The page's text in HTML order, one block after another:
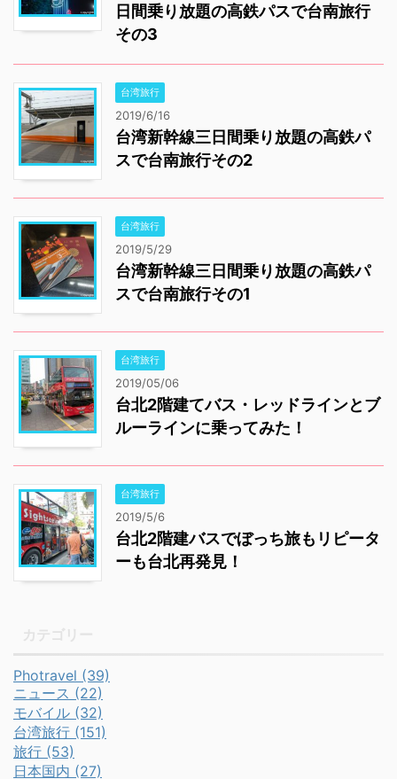
日間乗り放題の高鉄パスで台南旅行
その3
台湾旅行
2019/6/16
台湾新幹線三日間乗り放題の高鉄パ
スで台南旅行その2
台湾旅行
2019/5/29
台湾新幹線三日間乗り放題の高鉄パ
スで台南旅行その1
台湾旅行
2019/05/06
台北2階建てバス・レッドラインとブ
ルーラインに乗ってみた！
台湾旅行
2019/5/6
台北2階建バスでぼっち旅もリピータ
ーも台北再発見！
Photravel (39)
ニュース (22)
モバイル (32)
台湾旅行 (151)
旅行 (53)
日本国内 (27)